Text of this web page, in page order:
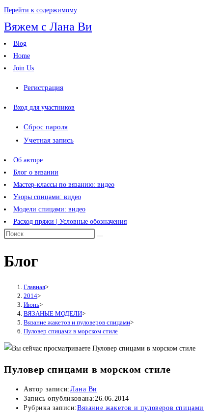
Перейти к содержимому
Вяжем с Лана Ви
Blog
Home
Join Us
Регистрация
Вход для участников
Сброс пароля
Учетная запись
Об авторе
Блог о вязании
Мастер-классы по вязанию: видео
Узоры спицами: видео
Модели спицами: видео
Расход пряжи | Условные обозначения
Блог
Главная>
2014>
Июнь>
ВЯЗАНЫЕ МОДЕЛИ>
Вязание жакетов и пуловеров спицами>
Пуловер спицами в морском стиле
Пуловер спицами в морском стиле
Автор записи:Лана Ви
Запись опубликована:26.06.2014
Рубрика записи:Вязание жакетов и пуловеров спицами